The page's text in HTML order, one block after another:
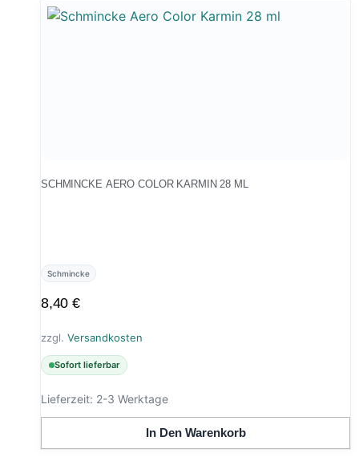
SCHMINCKE AERO COLOR KARMIN 28 ML
Schmincke
8,40€
zzgl. Versandkosten
Sofort lieferbar
Lieferzeit: 2-3 Werktage
In Den Warenkorb